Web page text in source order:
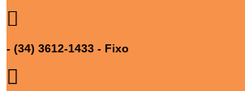
- (34) 3612-1433 - Fixo